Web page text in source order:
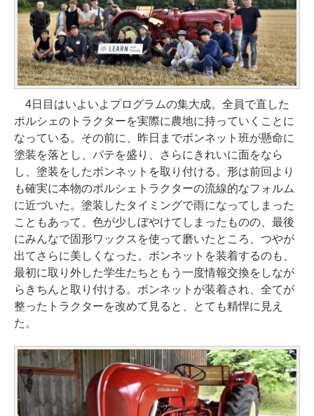
4日目はいよいよプログラムの集大成。全員で直した
ポルシェのトラクターを実際に農地に持っていくことに
なっている。その前に、昨日までボンネット班が懸命に
塗装を落とし、パテを盛り、さらにきれいに面をなら
し、塗装をしたボンネットを取り付ける。形は前回より
も確実に本物のポルシェトラクターの流線的なフォルム
に近づいた。塗装したタイミングで雨になってしまった
こともあって、色が少しぼやけてしまったものの、最後
にみんなで固形ワックスを使って磨いたところ、つやが
出てさらに美しくなった。ボンネットを装着するのも、
最初に取り外した学生たちともう一度情報交換をしなが
らきちんと取り付ける。ボンネットが装着され、全てが
整ったトラクターを改めて見ると、とても精悍に見え
た。